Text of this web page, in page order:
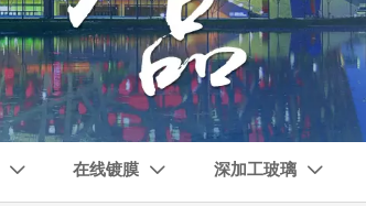
 在线镀膜  深加工玻璃 